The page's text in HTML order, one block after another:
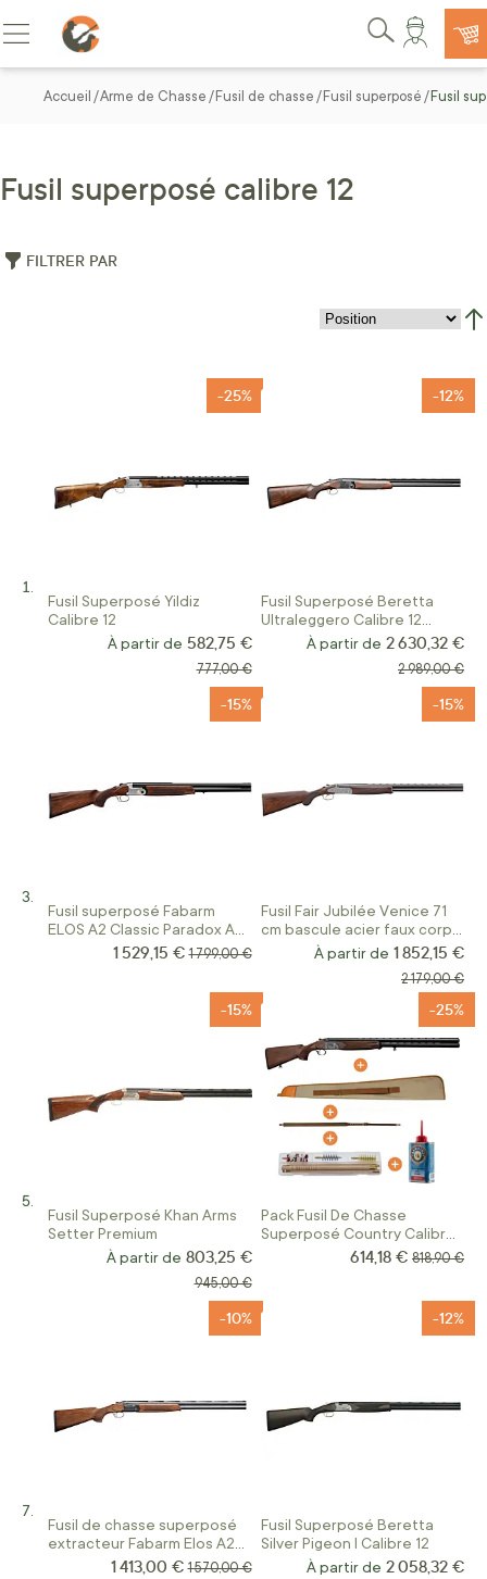
Allez au contenu
Basculer la navigation
Rechercher
Accueil Arme de Chasse Fusil de chasse Fusil superposé Fusil
Fusil superposé calibre 12
FILTRER PAR
Fusil Superposé Yildiz
Calibre 12
-25%
À partir de 582,75 €
Prix normal
777,00 €
Fusil Superposé Beretta
Ultraleggero Calibre 12
Gaucher
-12%
À partir de 2 630,32 €
Prix normal
2 989,00 €
Fusil superposé Fabarm
ELOS A2 Classic Paradox AL
-15%
Prix Spécial
1 529,15 € Prix normal
1 799,00 €
Fusil Fair Jubilée Venice 71
cm bascule acier faux corps
Calibre 12
-15%
À partir de 1 852,15 €
Prix normal
2 179,00 €
Fusil Superposé Khan Arms
Setter Premium
-15%
À partir de 803,25 €
Prix normal
945,00 €
Pack Fusil De Chasse
Superposé Country Calibre
12/76 Canon de 76 Cm
-25%
Prix Spécial
614,18 € Prix normal
818,90 €
Fusil de chasse superposé
extracteur Fabarm Elos A2
Notte Field Ergal Calibre 12
-10%
Prix Spécial
1 413,00 € Prix normal
1 570,00 €
Fusil Superposé Beretta
Silver Pigeon I Calibre 12
-12%
À partir de 2 058,32 €